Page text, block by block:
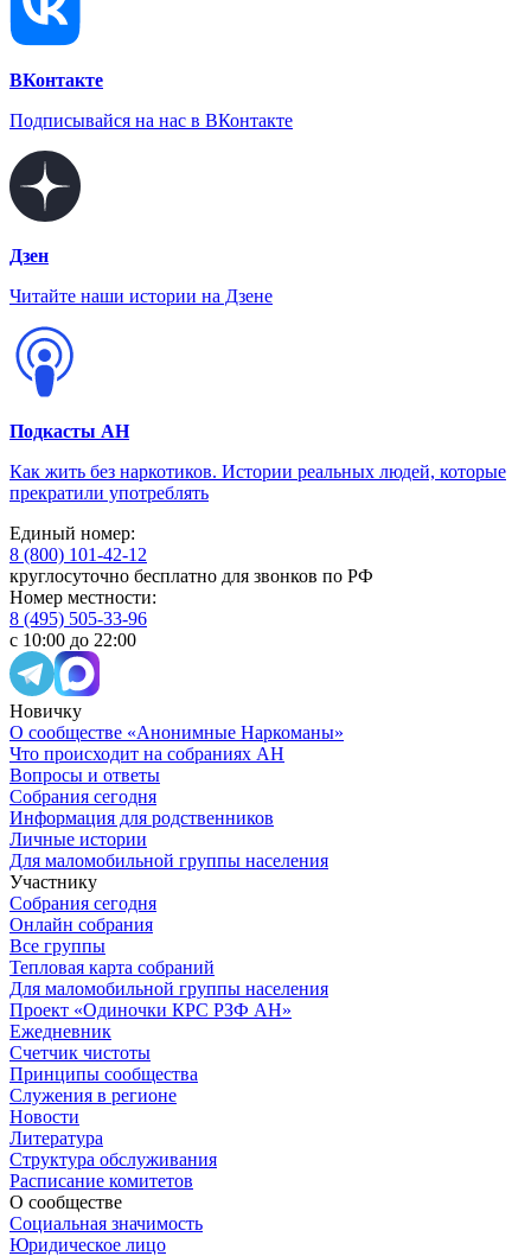
ВКонтакте
Подписывайся на нас в ВКонтакте
Дзен
Читайте наши истории на Дзене
Подкасты АН
Как жить без наркотиков. Истории реальных людей, которые
прекратили употреблять
Единый номер:
8 (800) 101-42-12
круглосуточно бесплатно для звонков по РФ
Номер местности:
8 (495) 505-33-96
с 10:00 до 22:00
Новичку
О сообществе «Анонимные Наркоманы»
Что происходит на собраниях АН
Вопросы и ответы
Собрания сегодня
Информация для родственников
Личные истории
Для маломобильной группы населения
Участнику
Собрания сегодня
Онлайн собрания
Все группы
Тепловая карта собраний
Для маломобильной группы населения
Проект «Одиночки КРС РЗФ АН»
Ежедневник
Счетчик чистоты
Принципы сообщества
Служения в регионе
Новости
Литература
Структура обслуживания
Расписание комитетов
О сообществе
Социальная значимость
Юридическое лицо